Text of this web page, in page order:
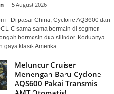
5 August 2026
- Di pasar China, Cyclone AQS600 dan
C sama-sama bermain di segmen
bermesin dua silinder. Keduanya
gaya klasik Amerika...
Meluncur Cruiser
Menengah Baru Cyclone
AQS600 Pakai Transmisi